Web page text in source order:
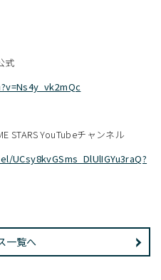
式
STARS YouTubeチャンネル
一覧へ